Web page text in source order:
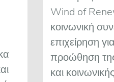
Wind of
κοινωνική
επιχείρηση
προώθηση
και